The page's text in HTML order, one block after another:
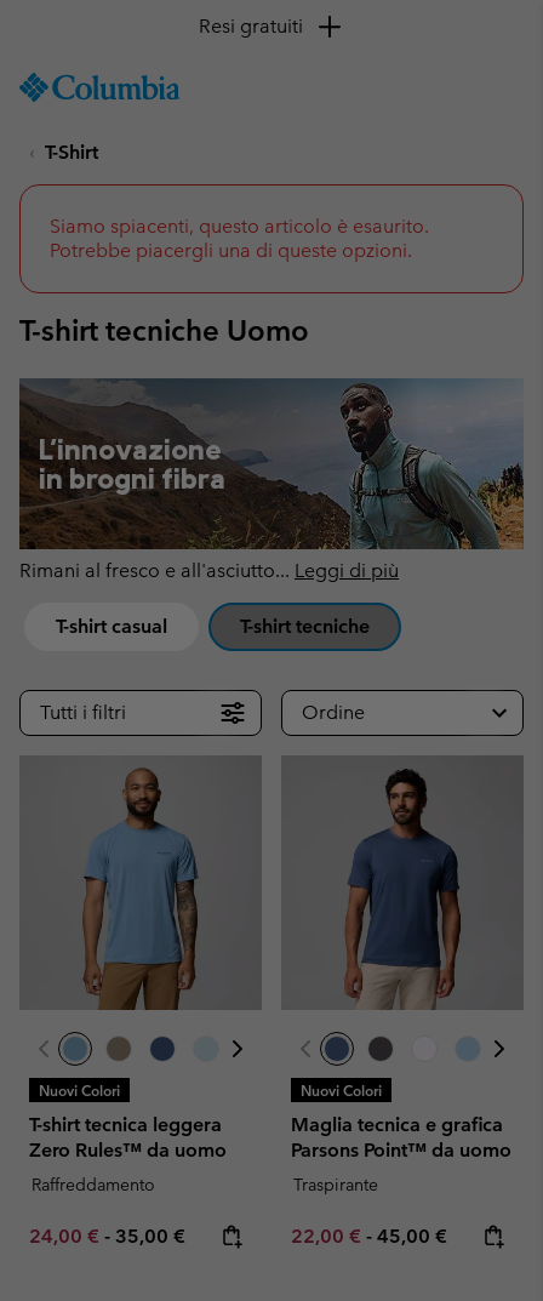
TO
SKIP
NAV
TO
SEARCH
Resi gratuiti
T-Shirt
Siamo spiacenti, questo articolo è esaurito.
Potrebbe piacergli una di queste opzioni.
T-shirt tecniche Uomo
L'innovazione
in brogni fibra
Rimani al fresco e all'asciutto... Leggi di più
T-shirt casual T-shirt tecniche
Tutti i filtri Ordine
Nuovi Colori
T-shirt tecnica leggera
Zero Rules™ da uomo
Raffreddamento
Minimum sale price:
24,00 € - Maximum price:
35,00 €
Nuovi Colori
Maglia tecnica e grafica
Parsons Point™ da uomo
Traspirante
Minimum sale price:
22,00 € - Maximum price:
45,00 €